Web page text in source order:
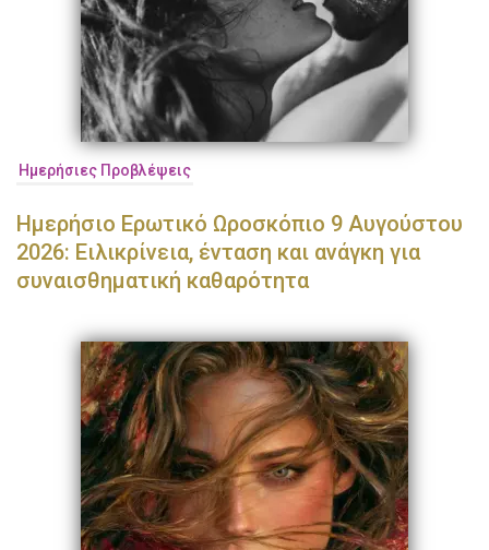
Ημερήσιες Προβλέψεις
Ημερήσιο Ερωτικό Ωροσκόπιο 9 Αυγούστου
2026: Ειλικρίνεια, ένταση και ανάγκη για
συναισθηματική καθαρότητα